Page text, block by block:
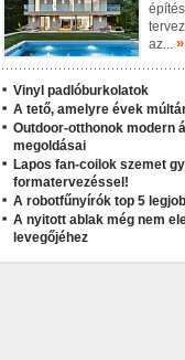
az... »
Vinyl padlóburkolatok
A tető, amelyre évek
Outdoor-otthonok modern
megoldásai
Lapos fan-coilok szemet
formatervezéssel!
A robotfűnyírók top 5
A nyitott ablak még nem
levegőjéhez